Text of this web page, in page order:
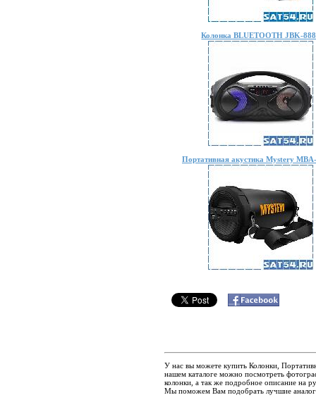
Колонка BLUETOOTH JBK-
Портативная акустика Mystery
У нас вы можете купить Колонки,
нашем каталоге можно посмотреть
колонки, а так же подробное описание на
Мы поможем Вам подобрать лучшие